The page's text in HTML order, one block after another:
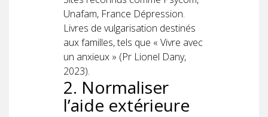
Unafam, France Dépression.
Livres de vulgarisation destinés
aux familles, tels que « Vivre avec
un anxieux » (Pr Lionel Dany,
2023).
2. Normaliser
l’aide extérieure